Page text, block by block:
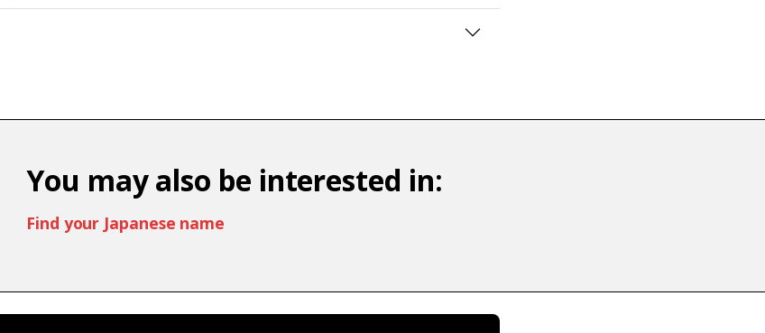
You may also be interested in:
Find your Japanese name